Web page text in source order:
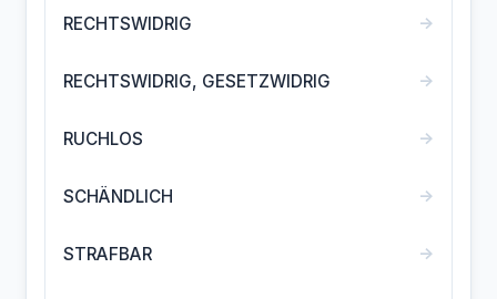
RECHTSWIDRIG →
RECHTSWIDRIG, GESETZWIDRIG →
RUCHLOS →
SCHÄNDLICH →
STRAFBAR →